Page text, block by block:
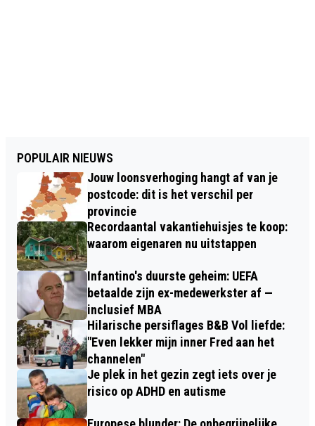
POPULAIR NIEUWS
Jouw loonsverhoging hangt af van je
postcode: dit is het verschil per
provincie
Recordaantal vakantiehuisjes te koop:
waarom eigenaren nu uitstappen
Infantino's duurste geheim: UEFA
betaalde zijn ex-medewerkster af —
inclusief MBA
Hilarische persiflages B&B Vol liefde:
"Even lekker mijn inner Fred aan het
channelen"
Je plek in het gezin zegt iets over je
risico op ADHD en autisme